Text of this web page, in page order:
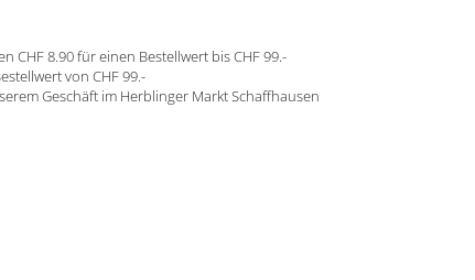
CHF 8.90 für einen Bestellwert bis CHF 99.-
von CHF 99.-
Geschäft im Herblinger Markt Schaffhausen